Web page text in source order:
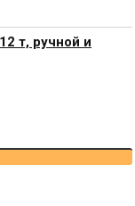
т, ручной и